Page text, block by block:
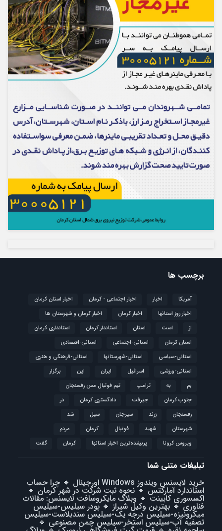
برچسب ها
آمریکا اخبار اخبار اجتماعی - کرمان
اخبار استان کرمان
اخبار روز استانها
اخبار کرمان
اخبار کرمان و شهرستان ها
از
است استان استاندار کرمان
استانداری کرمان
استان کرمان
استانی-اجتماعی
استانی-اقتصادی
استانی-سیاسی
استانی-شهرستانها
استانی-فرهنگی و هنری
استانی-ورزشی
اسرائیل ایران این
برگزار
بم
به ترامپ
تیم فوتبال مس رفسنجان
جنوب کرمان
جیرفت دادگستری کرمان
در
رفسنجان
زرند سیرجان سیل
شد
شهرستان
شهید فوتبال كرمان
مردم
ویروس کرونا
پربیننده‌ترین اخبار استانها کرمان گفت
تبلیغات متنی شما
خرید لایسنس ویندوز Windows اورجینال
🔹 چرا حساب
استاندارد آمارکتس 🔹نحوه ثبت شرکت در شهر کرمان 🔹
اکسسوری کابینت 🔹 وبلاگ مایکروسافت لایسنس: مقالات
فناوری🔹 بهترین وکیل شیراز 🔹پودر سیلیس-سیلیس
میکرونیزه-سیلیس درجه یک-سیلیس سندبلاست-سیلیس
تصفیه آب-سیلیس استخر-سیلیس چمن مصنوعی 🔹